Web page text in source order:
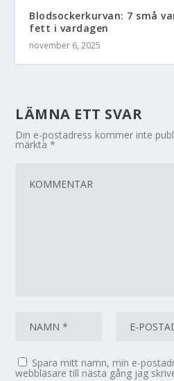
Blodsockerkurvan: 7 små
fett i vardagen
november 6, 2025
LÄMNA ETT SVAR
Din e-postadress kommer inte
märkta*
Spara mitt namn, min e-
webbläsare till nästa gång jag